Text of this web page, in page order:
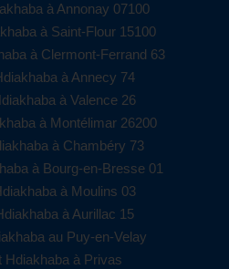
à Annonay 07100
à Saint-Flour 15100
à Clermont-Ferrand 63
à Annecy 74
à Valence 26
à Montélimar 26200
à Chambéry 73
à Bourg-en-Bresse 01
à Moulins 03
à Aurillac 15
au Puy-en-Velay
Hdiakhaba à Privas